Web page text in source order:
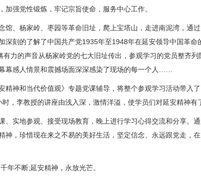
加强党性锻炼，牢记宗旨使命，服务中心工作。
、杨家岭、枣园等革命旧址，爬上宝塔山，走进南泥湾，通过
深刻的了解了中国共产党1935年至1948年在延安领导中国革命
力的声音从杨家岭党的七大旧址传出，参观学习的党员整齐列
幕感人情景和震撼场面深深感染了现场的每一个人……
神和当代价值观》专题党课辅导，将整个参观学习活动带入
，李教授的讲座由浅入深，激情洋溢，使学员们对延安精神有
实地参观、接受现场教育，晚上进行学习心得交流和分享。
神，珍惜现在来之不易的美好生活，坚定信念、永远跟党走，
不断;延安精神，永放光芒。